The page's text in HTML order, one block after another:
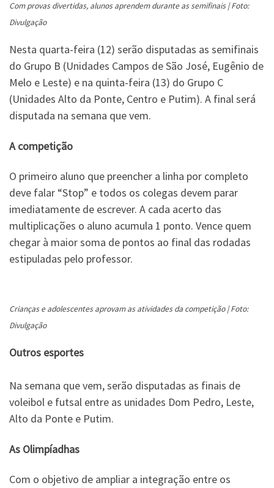
Com provas divertidas, alunos aprendem durante as semifinais | Foto:
Divulgação
Nesta quarta-feira (12) serão disputadas as semifinais
do Grupo B (Unidades Campos de São José, Eugênio de
Melo e Leste) e na quinta-feira (13) do Grupo C
(Unidades Alto da Ponte, Centro e Putim). A final será
disputada na semana que vem.
A competição
O primeiro aluno que preencher a linha por completo
deve falar “Stop” e todos os colegas devem parar
imediatamente de escrever. A cada acerto das
multiplicações o aluno acumula 1 ponto. Vence quem
chegar à maior soma de pontos ao final das rodadas
estipuladas pelo professor.
Crianças e adolescentes aprovam as atividades da competição | Foto:
Divulgação
Outros esportes
Na semana que vem, serão disputadas as finais de
voleibol e futsal entre as unidades Dom Pedro, Leste,
Alto da Ponte e Putim.
As Olimpíadhas
Com o objetivo de ampliar a integração entre os